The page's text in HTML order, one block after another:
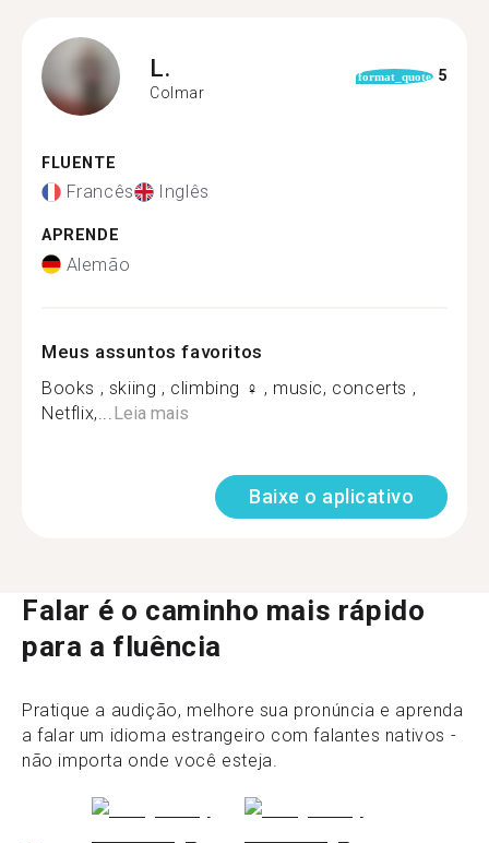
L.
Colmar
format_quote 5
FLUENTE
Francês Inglês
APRENDE
Alemão
Meus assuntos favoritos
Books , skiing , climbing ‍♀️ , music, concerts ,
Netflix,... Leia mais
Baixe o aplicativo
Falar é o caminho mais rápido
para a fluência
Pratique a audição, melhore sua pronúncia e aprenda
a falar um idioma estrangeiro com falantes nativos -
não importa onde você esteja.